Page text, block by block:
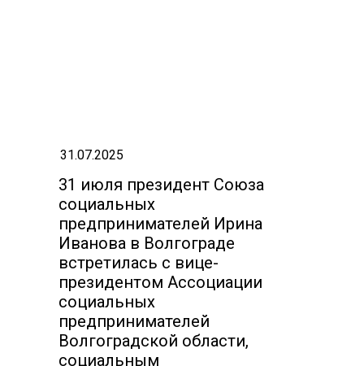
31 июля президент Союза
социальных
предпринимателей Ирина
Иванова в Волгограде
встретилась с вице-
президентом Ассоциации
социальных
предпринимателей
Волгоградской области,
социальным
31.07.2025